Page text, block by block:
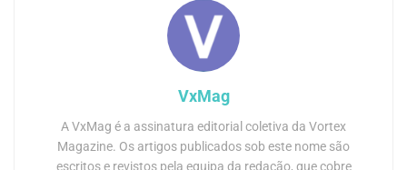
VxMag
A VxMag é a assinatura editorial coletiva da Vortex
Magazine. Os artigos publicados sob este nome são
escritos e revistos pela equipa da redação, que cobre